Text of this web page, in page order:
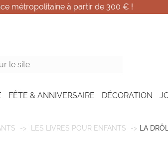
métropolitaine à partir de 300 € !
FÊTE & ANNIVERSAIRE DÉCORATION
LES LIVRES POUR ENFANTS LA